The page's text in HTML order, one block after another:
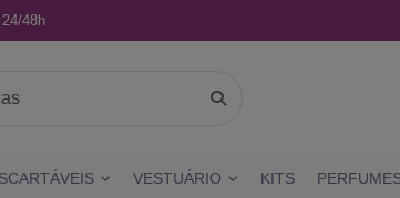
48h
VESTUÁRIO KITS